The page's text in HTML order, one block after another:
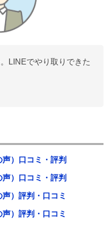
LINEでやり取りできた
）口コミ・評判
）口コミ・評判
）評判・口コミ
）評判・口コミ